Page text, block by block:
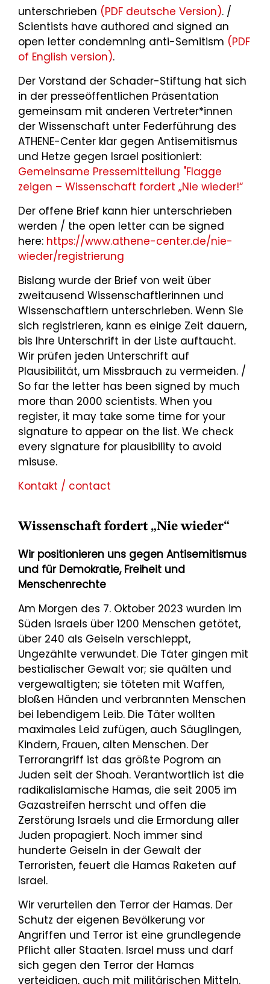
unterschrieben (PDF deutsche Version). /
Scientists have authored and signed an
open letter condemning anti-Semitism (PDF
of English version).
Der Vorstand der Schader-Stiftung hat sich
in der presseöffentlichen Präsentation
gemeinsam mit anderen Vertreter*innen
der Wissenschaft unter Federführung des
ATHENE-Center klar gegen Antisemitismus
und Hetze gegen Israel positioniert:
Gemeinsame Pressemitteilung "Flagge
zeigen – Wissenschaft fordert „Nie wieder!“
Der offene Brief kann hier unterschrieben
werden / the open letter can be signed
here: https://www.athene-center.de/nie-
wieder/registrierung
Bislang wurde der Brief von weit über
zweitausend Wissenschaftlerinnen und
Wissenschaftlern unterschrieben. Wenn Sie
sich registrieren, kann es einige Zeit dauern,
bis Ihre Unterschrift in der Liste auftaucht.
Wir prüfen jeden Unterschrift auf
Plausibilität, um Missbrauch zu vermeiden. /
So far the letter has been signed by much
more than 2000 scientists. When you
register, it may take some time for your
signature to appear on the list. We check
every signature for plausibility to avoid
misuse.
Kontakt / contact
Wissenschaft fordert „Nie wieder“
Wir positionieren uns gegen Antisemitismus
und für Demokratie, Freiheit und
Menschenrechte
Am Morgen des 7. Oktober 2023 wurden im
Süden Israels über 1200 Menschen getötet,
über 240 als Geiseln verschleppt,
Ungezählte verwundet. Die Täter gingen mit
bestialischer Gewalt vor; sie quälten und
vergewaltigten; sie töteten mit Waffen,
bloßen Händen und verbrannten Menschen
bei lebendigem Leib. Die Täter wollten
maximales Leid zufügen, auch Säuglingen,
Kindern, Frauen, alten Menschen. Der
Terrorangriff ist das größte Pogrom an
Juden seit der Shoah. Verantwortlich ist die
radikalislamische Hamas, die seit 2005 im
Gazastreifen herrscht und offen die
Zerstörung Israels und die Ermordung aller
Juden propagiert. Noch immer sind
hunderte Geiseln in der Gewalt der
Terroristen, feuert die Hamas Raketen auf
Israel.
Wir verurteilen den Terror der Hamas. Der
Schutz der eigenen Bevölkerung vor
Angriffen und Terror ist eine grundlegende
Pflicht aller Staaten. Israel muss und darf
sich gegen den Terror der Hamas
verteidigen, auch mit militärischen Mitteln.